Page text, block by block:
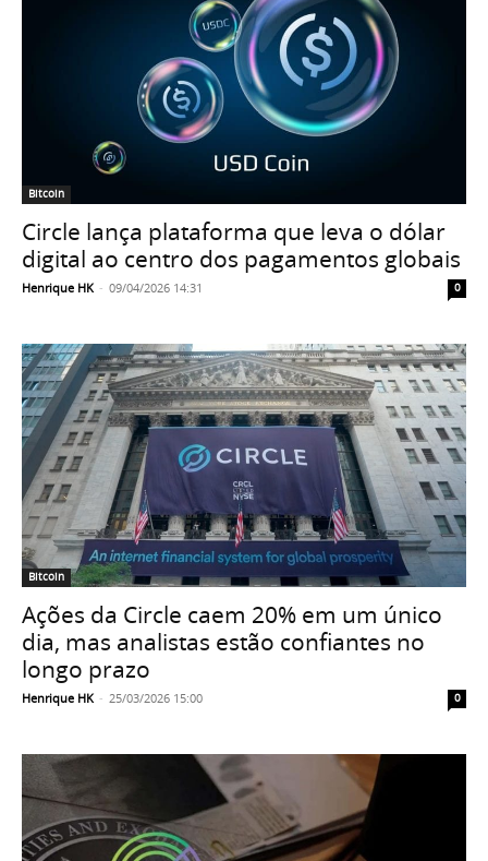
Bitcoin
Circle lança plataforma que leva o dólar
digital ao centro dos pagamentos globais
Henrique HK - 09/04/2026 14:31 0
Bitcoin
Ações da Circle caem 20% em um único
dia, mas analistas estão confiantes no
longo prazo
Henrique HK - 25/03/2026 15:00 0